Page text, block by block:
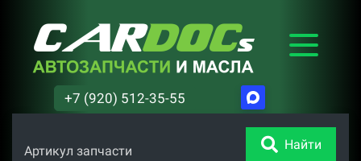
+7 (920) 512-35-55
Артикул запчасти Найти